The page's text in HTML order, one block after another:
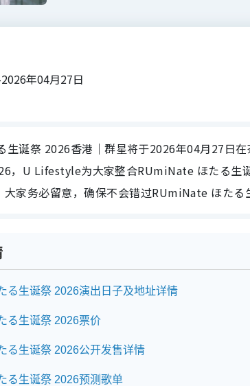
年04月27日
生诞祭 2026香港｜群星将于2026年04月27日
，U Lifestyle为大家整合RUmiNate ほたる生
家务必留意，确保不会错过RUmiNate ほたる
る生诞祭 2026演出日子及地址详情
る生诞祭 2026票价
る生诞祭 2026公开发售详情
る生诞祭 2026预测歌单